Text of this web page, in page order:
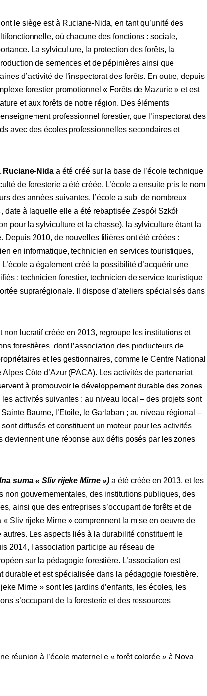
le siège est à Ruciane-Nida, en tant qu’unité des
où chacune des fonctions : sociale,
La sylviculture, la protection des forêts, la
de semences et de pépinières ainsi que
d’activité de l’inspectorat des forêts. En outre, depuis
forestier promotionnel « Forêts de Mazurie » et est
et aux forêts de notre région. Des éléments
professionnel forestier, que l’inspectorat des
avec des écoles professionnelles secondaires et
Ruciane-Nida a été créé sur la base de l’école technique
de foresterie a été créée. L’école a ensuite pris le nom
des années suivantes, l’école a subi de nombreux
à laquelle elle a été rebaptisée Zespół Szkół
pour la sylviculture et la chasse), la sylviculture étant la
2010, de nouvelles filières ont été créées :
en informatique, technicien en services touristiques,
a également créé la possibilité d’acquérir une
: technicien forestier, technicien de service touristique
suprarégionale. Il dispose d’ateliers spécialisés dans
lucratif créée en 2013, regroupe les institutions et
forestières, dont l’association des producteurs de
et les gestionnaires, comme le Centre National
Côte d’Azur (PACA). Les activités de partenariat
à promouvoir le développement durable des zones
activités suivantes : au niveau local – des projets sont
Baume, l’Etoile, le Garlaban ; au niveau régional –
diffusés et constituent un moteur pour les activités
une réponse aux défis posés par les zones
suma « Sliv rijeke Mirne ») a été créée en 2013, et les
non gouvernementales, des institutions publiques, des
ainsi que des entreprises s’occupant de forêts et de
Sliv rijeke Mirne » comprennent la mise en oeuvre de
Les aspects liés à la durabilité constituent le
2014, l’association participe au réseau de
sur la pédagogie forestière. L’association est
durable et est spécialisée dans la pédagogie forestière.
Mirne » sont les jardins d’enfants, les écoles, les
s’occupant de la foresterie et des ressources
réunion à l’école maternelle « forêt colorée » à Nova